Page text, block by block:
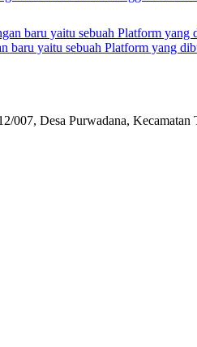
baru yaitu sebuah Platform yang
007, Desa Purwadana,